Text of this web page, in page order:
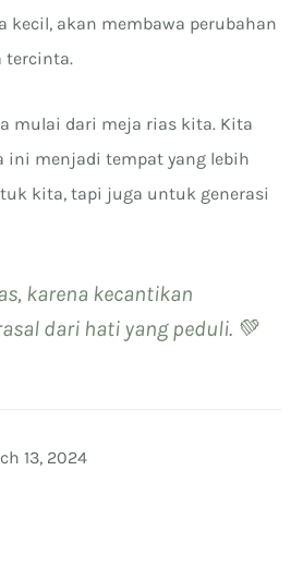
kecil, akan membawa perubahan
tercinta.
mulai dari meja rias kita. Kita
ini menjadi tempat yang lebih
kita, tapi juga untuk generasi
karena kecantikan
dari hati yang peduli. 💚
13, 2024